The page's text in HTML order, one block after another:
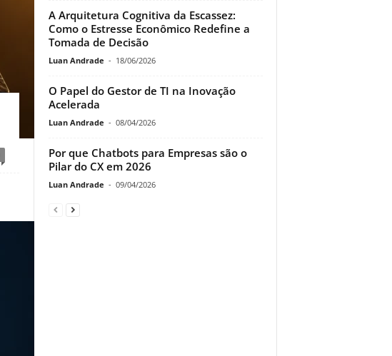
A Arquitetura Cognitiva da Escassez:
Como o Estresse Econômico Redefine a
Tomada de Decisão
Luan Andrade - 18/06/2026
O Papel do Gestor de TI na Inovação
Acelerada
Luan Andrade - 08/04/2026
Por que Chatbots para Empresas são o
Pilar do CX em 2026
Luan Andrade - 09/04/2026